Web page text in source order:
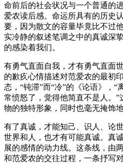
命前后的社会状况与一个普通的
爱农读后感。命运所具有的历史
要，因为散文的容量毕竟比不过
实冷静的叙述笔调之中的真诚深
的感染着我们。
有勇气直面自我，才有勇气直面
的歉疚心情描述对范爱农的最初
态，“钝滞”而“冷”的《论语》，“
常愤怒了，觉得他简直不是人。”
物的独特形象，同时也毫无掩饰
有了真诚，才能知己、识人、论
世界和人，也才有可能真诚。真
展的感情的动力线。这条线，由
和范爱农的交往过程，一条抒写